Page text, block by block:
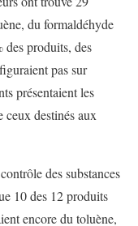
du formaldéhyde
des produits, des
pas sur
présentaient les
ceux destinés aux
des substances
10 des 12 produits
encore du toluène,